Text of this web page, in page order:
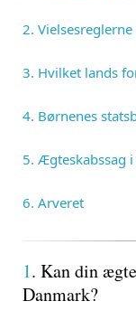
2. Vielsesreglerne
3. Hvilket lands
4. Børnenes
5. Ægteskabssag
6. Arveret
1. Kan din
Danmark?